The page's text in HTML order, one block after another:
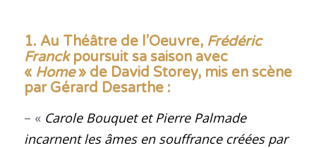
1. Au Théâtre de l’Oeuvre, Frédéric
Franckpoursuit sa saison avec
« Home» de David Storey, mis en scène
par Gérard Desarthe:
– « Carole Bouquet et Pierre Palmade
incarnent les âmes en souffrance créées par